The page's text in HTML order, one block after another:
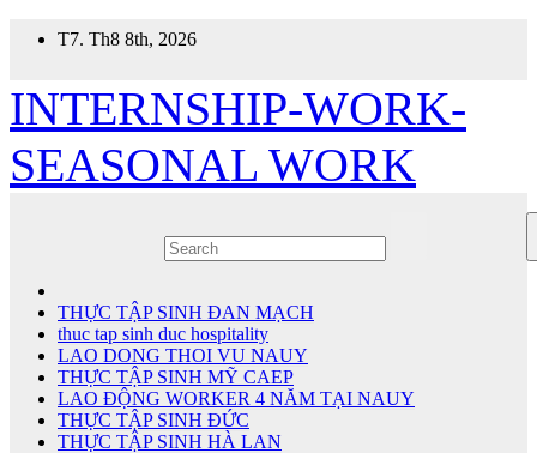
T7. Th8 8th, 2026
INTERNSHIP-WORK-
SEASONAL WORK
THỰC TẬP SINH ĐAN MẠCH
thuc tap sinh duc hospitality
LAO DONG THOI VU NAUY
THỰC TẬP SINH MỸ CAEP
LAO ĐỘNG WORKER 4 NĂM TẠI NAUY
THỰC TẬP SINH ĐỨC
THỰC TẬP SINH HÀ LAN